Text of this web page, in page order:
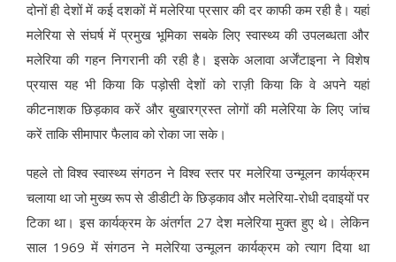
दोनों ही देशों में कई दशकों में मलेरिया प्रसार की दर काफी कम रही है। यहां
मलेरिया से संघर्ष में प्रमुख भूमिका सबके लिए स्वास्थ्य की उपलब्धता और
मलेरिया की गहन निगरानी की रही है। इसके अलावा अर्जेंटाइना ने विशेष
प्रयास यह भी किया कि पड़ोसी देशों को राज़ी किया कि वे अपने यहां
कीटनाशक छिड़काव करें और बुखारग्रस्त लोगों की मलेरिया के लिए जांच
करें ताकि सीमापार फैलाव को रोका जा सके।
पहले तो विश्व स्वास्थ्य संगठन ने विश्व स्तर पर मलेरिया उन्मूलन कार्यक्रम
चलाया था जो मुख्य रूप से डीडीटी के छिड़काव और मलेरिया-रोधी दवाइयों पर
टिका था। इस कार्यक्रम के अंतर्गत 27 देश मलेरिया मुक्त हुए थे। लेकिन
साल 1969 में संगठन ने मलेरिया उन्मूलन कार्यक्रम को त्याग दिया था